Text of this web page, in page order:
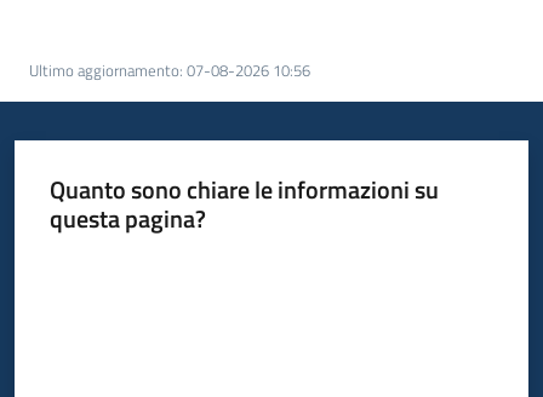
Supporto
telematiche
Ultimo aggiornamento: 07-08-2026 10:56
Quanto sono chiare le informazioni su
questa pagina?